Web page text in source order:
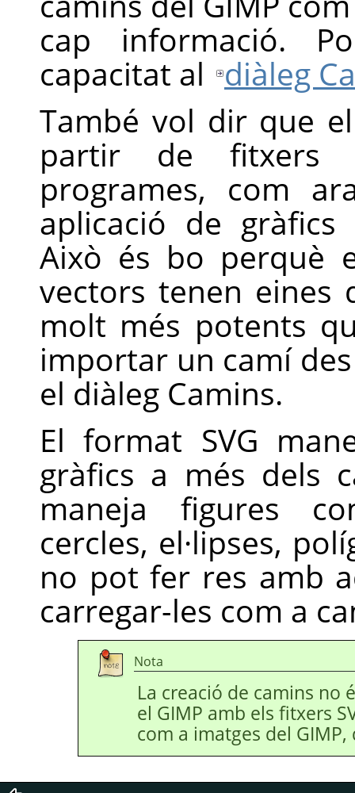
cap informació.
capacitat al diàleg
També vol dir que
partir de
programes, com
aplicació de
Això és bo perquè
vectors tenen eines
molt més potents
importar un camí
el diàleg Camins.
El format SVG
gràfics a més dels
maneja figures
cercles, el·lipses,
no pot fer res amb
carregar-les com a
Nota
La creació de camins no
el GIMP amb els fitxers
com a imatges del